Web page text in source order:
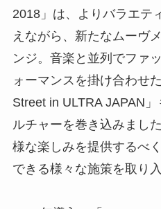
2018」は、よりバラエテ
えながら、 新たなムーヴ
ンジ。 音楽と並列でファ
ォーマンスを掛け合わせ
Street in ULTRA JAPAN
ルチャーを巻き込みまし
様な楽しみを提供するべ
できる様々な施策を取り